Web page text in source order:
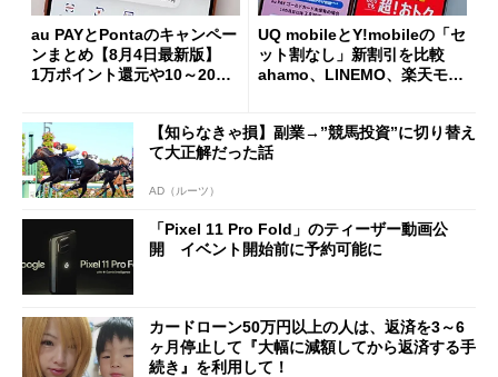
au PAYとPontaのキャンペー
ンまとめ【8月4日最新版】
1万ポイント還元や10～20％
UQ mobileとY!mobileの「セ
ット割なし」新割引を比較
ahamo、LINEMO、楽天モバ
【知らなきゃ損】副業→”競馬投資”に切り替え
て大正解だった話
AD（ルーツ）
「Pixel 11 Pro Fold」のティーザー動画公
開 イベント開始前に予約可能に
カードローン50万円以上の人は、返済を3～6
ヶ月停止して『大幅に減額してから返済する手
続き』を利用して！